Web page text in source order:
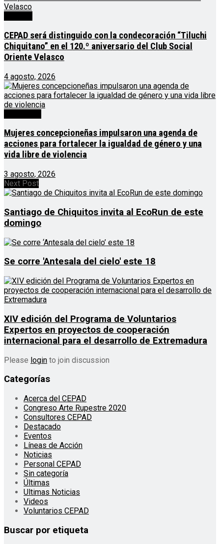
CEPAD será distinguido con la condecoración “Tiluchi
Chiquitano” en el 120.º aniversario del Club Social
Oriente Velasco
4 agosto, 2026
Mujeres concepcioneñas impulsaron una agenda de
acciones para fortalecer la igualdad de género y una
vida libre de violencia
3 agosto, 2026
Next Post
Santiago de Chiquitos invita al EcoRun de este
domingo
Se corre 'Antesala del cielo' este 18
XIV edición del Programa de Voluntarios
Expertos en proyectos de cooperación
internacional para el desarrollo de Extremadura
Please login to join discussion
Categorías
Acerca del CEPAD
Congreso Arte Rupestre 2020
Consultores CEPAD
Destacado
Eventos
Líneas de Acción
Noticias
Personal CEPAD
Sin categoría
Últimas
Ultimas Noticias
Videos
Voluntarios CEPAD
Buscar por etiqueta